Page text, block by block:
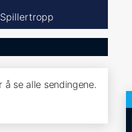
Spillertropp
å se alle sendingene.